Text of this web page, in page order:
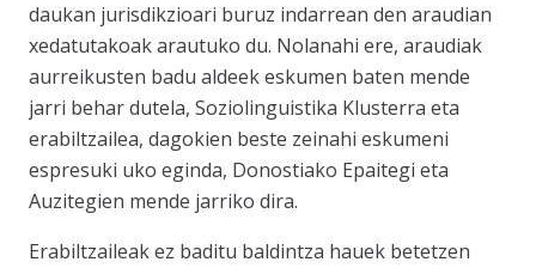
daukan jurisdikzioari buruz indarrean den araudian
xedatutakoak arautuko du. Nolanahi ere, araudiak
aurreikusten badu aldeek eskumen baten mende
jarri behar dutela, Soziolinguistika Klusterra eta
erabiltzailea, dagokien beste zeinahi eskumeni
espresuki uko eginda, Donostiako Epaitegi eta
Auzitegien mende jarriko dira.
Erabiltzaileak ez baditu baldintza hauek betetzen